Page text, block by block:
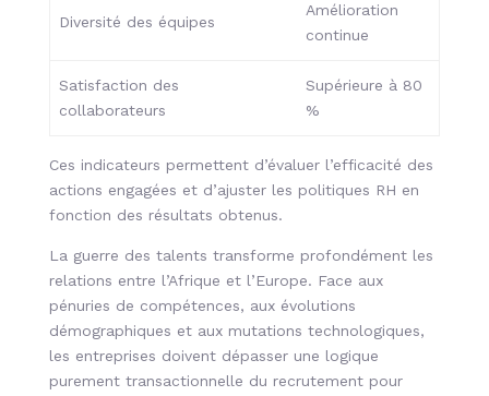
Diversité des équipes
Amélioration
continue
Satisfaction des
collaborateurs
Supérieure à 80
%
Ces indicateurs permettent d’évaluer l’efficacité des
actions engagées et d’ajuster les politiques RH en
fonction des résultats obtenus.
La guerre des talents transforme profondément les
relations entre l’Afrique et l’Europe. Face aux
pénuries de compétences, aux évolutions
démographiques et aux mutations technologiques,
les entreprises doivent dépasser une logique
purement transactionnelle du recrutement pour